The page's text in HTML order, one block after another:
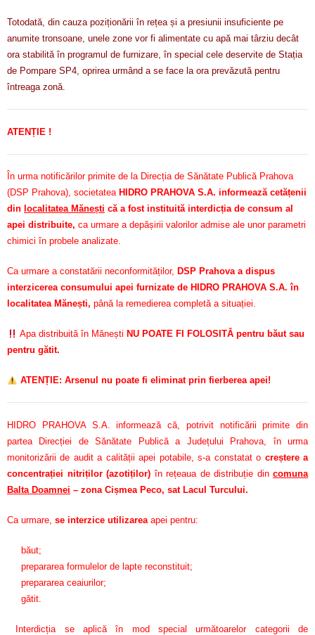
Totodată, din cauza poziționării în rețea și a presiunii insuficiente pe
anumite tronsoane, unele zone vor fi alimentate cu apă mai târziu decât
ora stabilită în programul de furnizare, în special cele deservite de Stația
de Pompare SP4, oprirea urmând a se face la ora prevăzută pentru
întreaga zonă.
ATENȚIE !
În urma notificărilor primite de la Direcția de Sănătate Publică Prahova
(DSP Prahova), societatea HIDRO PRAHOVA S.A. informează cetățenii
din localitatea Mănești că a fost instituită interdicția de consum al
apei distribuite, ca urmare a depășirii valorilor admise ale unor parametri
chimici în probele analizate.
Ca urmare a constatării neconformităților, DSP Prahova a dispus
interzicerea consumului apei furnizate de HIDRO PRAHOVA S.A. în
localitatea Mănești, până la remedierea completă a situației.
Apa distribuită în Mănești NU POATE FI FOLOSITĂ pentru băut sau
pentru gătit.
ATENȚIE: Arsenul nu poate fi eliminat prin fierberea apei!
HIDRO PRAHOVA S.A. informează că, potrivit notificării primite din
partea Direcției de Sănătate Publică a Județului Prahova, în urma
monitorizării de audit a calității apei potabile, s-a constatat o creștere a
concentrației nitriților (azotiților) în rețeaua de distribuție din comuna
Balta Doamnei – zona Cișmea Peco, sat Lacul Turcului.
Ca urmare, se interzice utilizarea apei pentru:
băut;
prepararea formulelor de lapte reconstituit;
prepararea ceaiurilor;
gătit.
Interdicția se aplică în mod special următoarelor categorii de